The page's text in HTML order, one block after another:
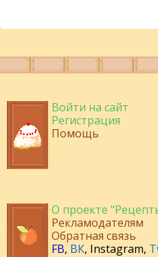
Войти на сайт
Регистрация
Помощь
О проекте
Рекламодателям
Обратная связь
FB, ВК, Instagram,